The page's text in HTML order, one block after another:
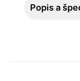
Popis a